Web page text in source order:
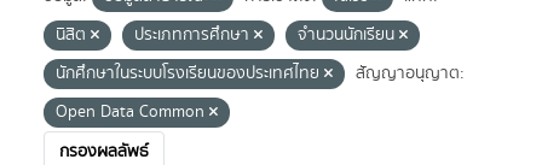
นิสิต
ประเภทการศึกษา
จำนวนนักเรียน
นักศึกษาในระบบโรงเรียนของประเทศไทย
สัญญาอนุญาต:
Open Data Common
กรองผลลัพธ์